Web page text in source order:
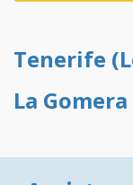
Tenerife
La